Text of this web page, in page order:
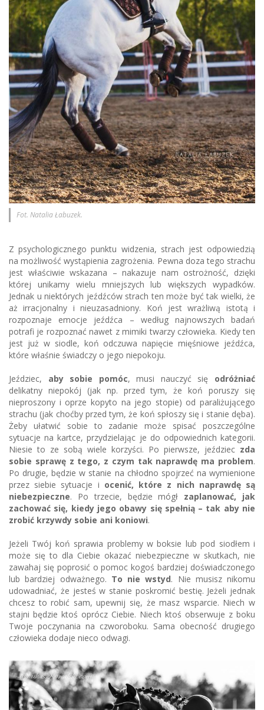
Fot. Natalia Łabuzek.
Z psychologicznego punktu widzenia, strach jest odpowiedzią
na możliwość wystąpienia zagrożenia. Pewna doza tego strachu
jest właściwie wskazana – nakazuje nam ostrożność, dzięki
której unikamy wielu mniejszych lub większych wypadków.
Jednak u niektórych jeźdźców strach ten może być tak wielki, że
aż irracjonalny i nieuzasadniony. Koń jest wrażliwą istotą i
rozpoznaje emocje jeźdźca – według najnowszych badań
potrafi je rozpoznać nawet z mimiki twarzy człowieka. Kiedy ten
jest już w siodle, koń odczuwa napięcie mięśniowe jeźdźca,
które właśnie świadczy o jego niepokoju.
Jeździec, aby sobie pomóc, musi nauczyć się odróżniać
delikatny niepokój (jak np. przed tym, że koń poruszy się
nieproszony i oprze kopyto na jego stopie) od paraliżującego
strachu (jak choćby przed tym, że koń spłoszy się i stanie dęba).
Żeby ułatwić sobie to zadanie może spisać poszczególne
sytuacje na kartce, przydzielając je do odpowiednich kategorii.
Niesie to ze sobą wiele korzyści. Po pierwsze, jeździec zda
sobie sprawę z tego, z czym tak naprawdę ma problem.
Po drugie, będzie w stanie na chłodno spojrzeć na wymienione
przez siebie sytuacje i ocenić, które z nich naprawdę są
niebezpieczne. Po trzecie, będzie mógł zaplanować, jak
zachować się, kiedy jego obawy się spełnią – tak aby nie
zrobić krzywdy sobie ani koniowi.
Jeżeli Twój koń sprawia problemy w boksie lub pod siodłem i
może się to dla Ciebie okazać niebezpieczne w skutkach, nie
zawahaj się poprosić o pomoc kogoś bardziej doświadczonego
lub bardziej odważnego. To nie wstyd. Nie musisz nikomu
udowadniać, że jesteś w stanie poskromić bestię. Jeżeli jednak
chcesz to robić sam, upewnij się, że masz wsparcie. Niech w
stajni będzie ktoś oprócz Ciebie. Niech ktoś obserwuje z boku
Twoje poczynania na czworoboku. Sama obecność drugiego
człowieka dodaje nieco odwagi.